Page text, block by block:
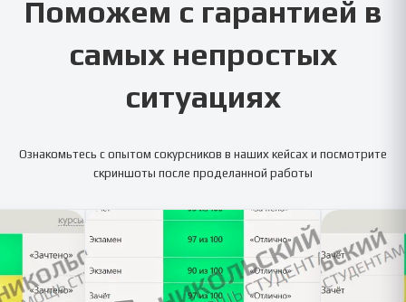
Поможем с гарантией в
самых непростых
ситуациях
Ознакомьтесь с опытом сокурсников в наших кейсах и посмотрите
скриншоты после проделанной работы